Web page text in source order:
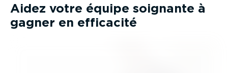
Aidez votre équipe soignante à
gagner en efficacité